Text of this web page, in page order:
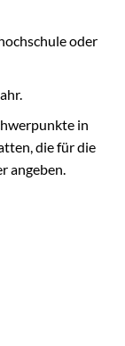
oder
in
die für die
angeben.